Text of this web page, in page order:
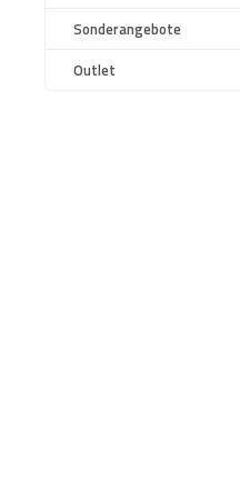
Sonderangebote
Outlet